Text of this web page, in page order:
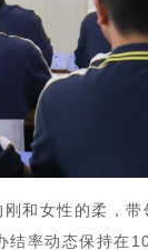
和女性的柔，
率动态保持